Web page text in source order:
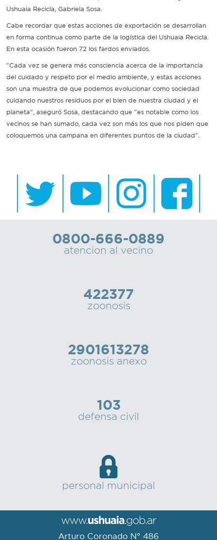
Ushuaia Recicla, Gabriela Sosa.
Cabe recordar que estas acciones de exportación se desarrollan
en forma continua como parte de la logística del Ushuaia Recicla.
En esta ocasión fueron 72 los fardos enviados.
"Cada vez se genera más consciencia acerca de la importancia
del cuidado y respeto por el medio ambiente, y estas acciones
son una muestra de que podemos evolucionar como sociedad
cuidando nuestros residuos por el bien de nuestra ciudad y el
planeta", aseguró Sosa, destacando que "es notable como los
vecinos se han sumado, cada vez son más los que nos piden que
coloquemos una campana en diferentes puntos de la ciudad".
0800-666-0889
atencion al vecino
422377
zoonosis
2901613278
zoonosis anexo
103
defensa civil
personal municipal
Arturo Coronado N° 486